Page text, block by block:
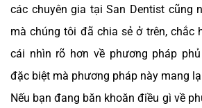
các chuyên gia tại San Dentist cũng
mà chúng tôi đã chia sẻ ở trên, chắc
cái nhìn rõ hơn về phương pháp
đặc biệt mà phương pháp này mang
Nếu bạn đang băn khoăn điều gì về